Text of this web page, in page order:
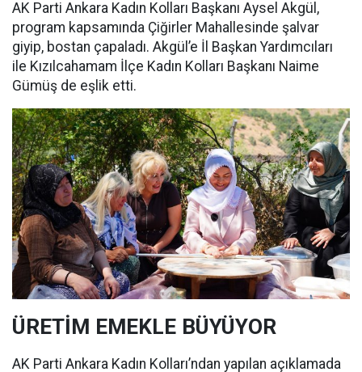
AK Parti Ankara Kadın Kolları Başkanı Aysel Akgül,
program kapsamında Çiğirler Mahallesinde şalvar
giyip, bostan çapaladı. Akgül’e İl Başkan Yardımcıları
ile Kızılcahamam İlçe Kadın Kolları Başkanı Naime
Gümüş de eşlik etti.
ÜRETİM EMEKLE BÜYÜYOR
AK Parti Ankara Kadın Kolları’ndan yapılan açıklamada